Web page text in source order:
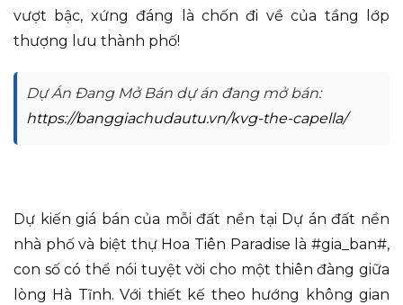
vượt bậc, xứng đáng là chốn đi về của tầng lớp
thượng lưu thành phố!
Dự Án Đang Mở Bán dự án đang mở bán:
https://banggiachudautu.vn/kvg-the-capella/
Dự kiến giá bán của mỗi đất nền tại Dự án đất nền
nhà phố và biệt thự Hoa Tiên Paradise là #gia_ban#,
con số có thể nói tuyệt vời cho một thiên đàng giữa
lòng Hà Tĩnh. Với thiết kế theo hướng không gian